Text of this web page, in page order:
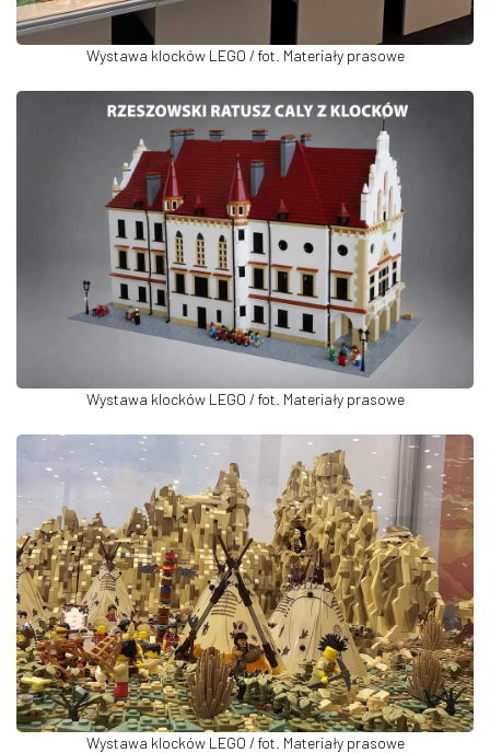
Wystawa klocków LEGO / fot. Materiały prasowe
Wystawa klocków LEGO / fot. Materiały prasowe
Wystawa klocków LEGO / fot. Materiały prasowe